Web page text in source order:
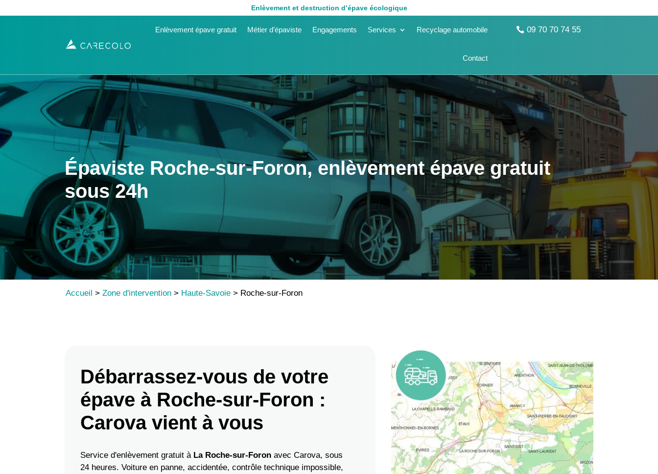
Enlèvement et destruction d’épave écologique
Enlèvement épave gratuit Métier d’épaviste Engagements Services Recyclage automobile
Contact
09 70 70 74 55
Épaviste Roche-sur-Foron, enlèvement épave gratuit
sous 24h
Accueil >Zone d'intervention > Haute-Savoie > Roche-sur-Foron
Débarrassez-vous de votre
épave à Roche-sur-Foron :
Carova vient à vous
Service d'enlèvement gratuit à La Roche-sur-Foron avec Carova, sous
24 heures. Voiture en panne, accidentée, contrôle technique impossible,